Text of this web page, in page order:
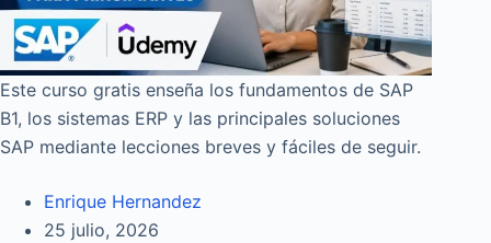
Este curso gratis enseña los fundamentos de SAP
B1, los sistemas ERP y las principales soluciones
SAP mediante lecciones breves y fáciles de seguir.
Enrique Hernandez
25 julio, 2026